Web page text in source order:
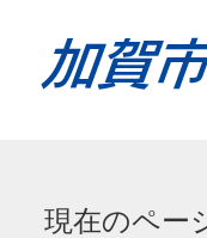
現在のペー